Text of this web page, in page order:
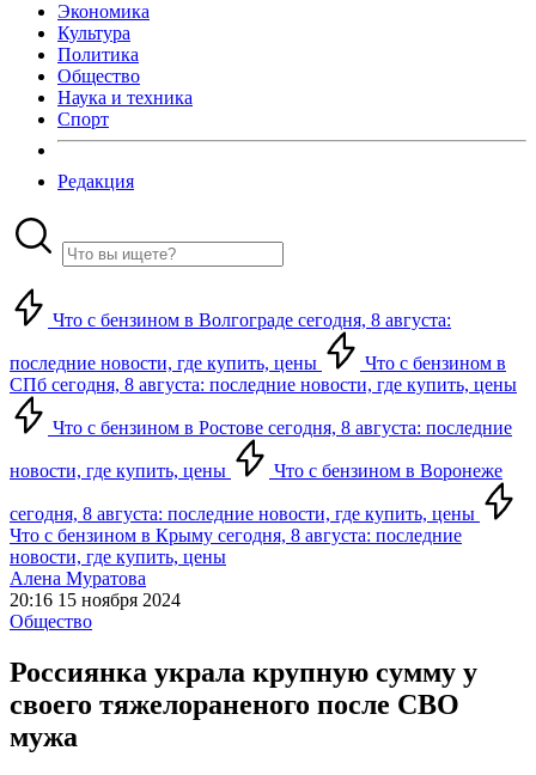
Экономика
Культура
Политика
Общество
Наука и техника
Спорт
Редакция
Что с бензином в Волгограде сегодня, 8 августа:
последние новости, где купить, цены
Что с бензином в
СПб сегодня, 8 августа: последние новости, где купить, цены
Что с бензином в Ростове сегодня, 8 августа: последние
новости, где купить, цены Что с бензином в Воронеже
сегодня, 8 августа: последние новости, где купить, цены
Что с бензином в Крыму сегодня, 8 августа: последние
новости, где купить, цены
Алена Муратова
20:16 15 ноября 2024
Общество
Россиянка украла крупную сумму у
своего тяжелораненого после СВО
мужа